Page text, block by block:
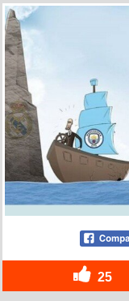
25